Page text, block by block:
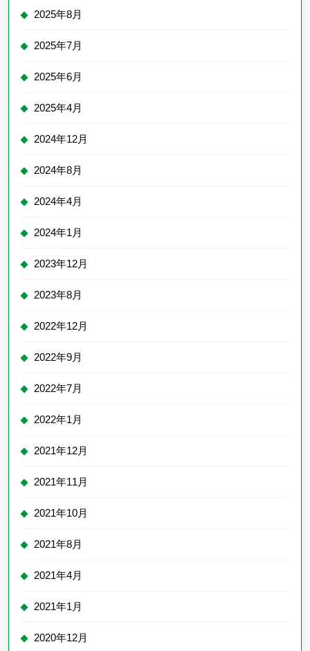
2025年8月
2025年7月
2025年6月
2025年4月
2024年12月
2024年8月
2024年4月
2024年1月
2023年12月
2023年8月
2022年12月
2022年9月
2022年7月
2022年1月
2021年12月
2021年11月
2021年10月
2021年8月
2021年4月
2021年1月
2020年12月